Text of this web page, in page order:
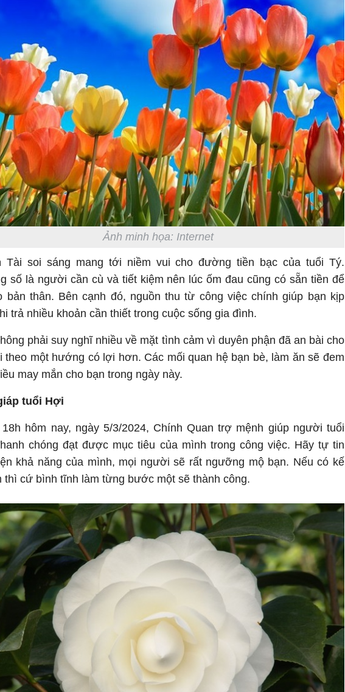
Ảnh minh họa: Internet
Tài soi sáng mang tới niềm vui cho đường tiền bạc của tuổi Tý.
số là người cần cù và tiết kiệm nên lúc ốm đau cũng có sẵn tiền để
bản thân. Bên cạnh đó, nguồn thu từ công việc chính giúp bạn kịp
trả nhiều khoản cần thiết trong cuộc sống gia đình.
phải suy nghĩ nhiều về mặt tình cảm vì duyên phận đã an bài cho
theo một hướng có lợi hơn. Các mối quan hệ bạn bè, làm ăn sẽ đem
may mắn cho bạn trong ngày này.
tuổi Hợi
hôm nay, ngày 5/3/2024, Chính Quan trợ mệnh giúp người tuổi
chóng đạt được mục tiêu của mình trong công việc. Hãy tự tin
khả năng của mình, mọi người sẽ rất ngưỡng mộ bạn. Nếu có kế
thì cứ bình tĩnh làm từng bước một sẽ thành công.